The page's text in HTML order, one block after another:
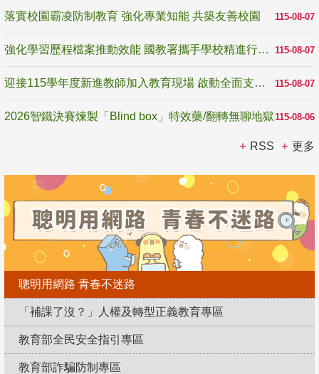
115-08-07
落實校園霸凌防制教育 強化專業知能 共築友善校園
115-08-07
強化學習歷程檔案推動效能 國教署攜手學校精進行政與教學支持
115-08-07
迎接115學年度新進教師加入教育現場 啟動全面支持陪伴
115-08-06
2026智鐵決賽煉製「Blind box」特效藥/翻轉無聊地獄
RSS 更多
聰明用網路 青春不迷路
「補課了沒？」人權及轉型正義教育專區
教育部全民安全指引專區
教育部詐騙防制專區